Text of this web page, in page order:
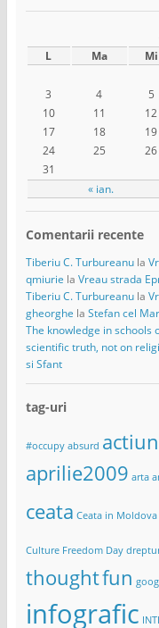
L Ma Mi
« ian.
3
4 5
10
11 12
17
18 19
24
25 26
31
Comentarii recente
Tiberiu C. Turbureanula
qmiurie la Vreau strada
Tiberiu C. Turbureanula
gheorghe la Stefan cel
The knowledge in schools
scientific truth, not on
si Sfant
tag-uri
#occupy absurd
aprilie2009 arta
ceata Ceata in Moldova
Culture Freedom Day
thoughtfun
infografic